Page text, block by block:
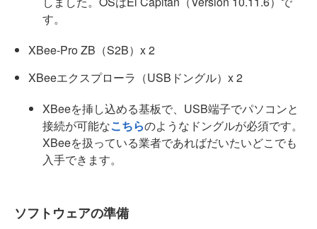
す。
XBee-Pro ZB（S2B）x 2
XBeeエクスプローラ（USBドングル）x 2
XBeeを挿し込める基板で、USB端子でパソコンと
接続が可能なこちらのようなドングルが必須です。
XBeeを扱っている業者であればだいたいどこでも
入手できます。
ソフトウェアの準備